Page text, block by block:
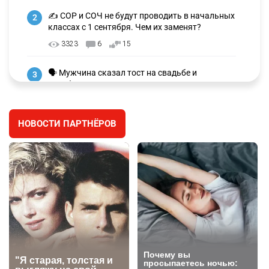
2
✍️ СОР и СОЧ не будут проводить в начальных
классах с 1 сентября. Чем их заменят?
3323 6 15
3
🗣 Мужчина сказал тост на свадьбе и
заработал уголовное дело
🐏 Скота больше, а мясо дороже. Почему в
Казахстане продолжают расти цены на
баранину и конину
2721
5
⚠️ Доброе утро, друзья! Предлагаем обзор
главных новостей за 4 августа
2815 0 1
6
🗣Глава государства направил телеграмму
соболезнования родным и близким Халық
НОВОСТИ ПАРТНЁРОВ